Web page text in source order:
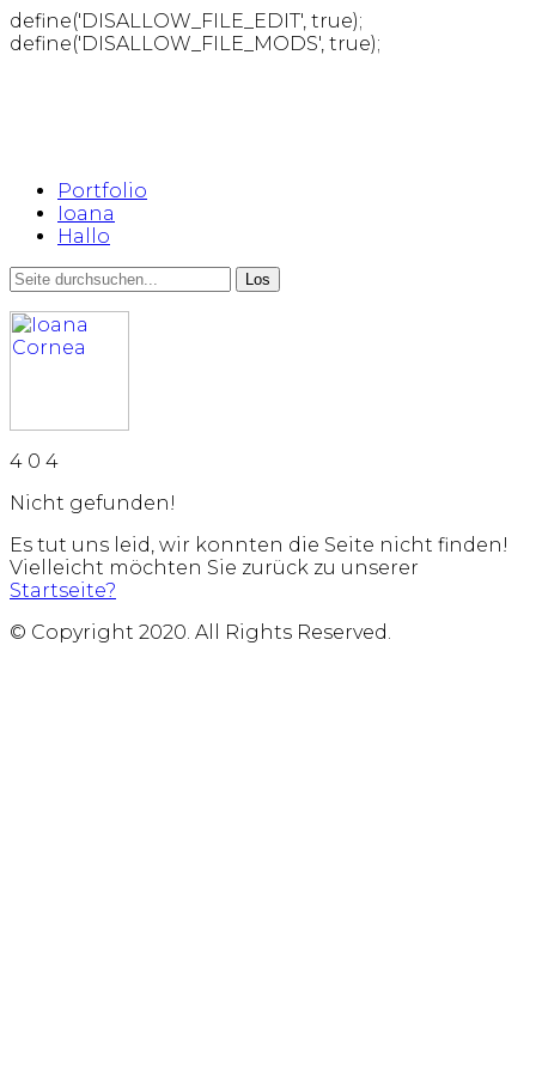
define('DISALLOW_FILE_EDIT', true);
define('DISALLOW_FILE_MODS', true);
Portfolio
Ioana
Hallo
4 0 4
Nicht gefunden!
Es tut uns leid, wir konnten die Seite nicht finden!
Vielleicht möchten Sie zurück zu unserer
Startseite?
© Copyright 2020. All Rights Reserved.